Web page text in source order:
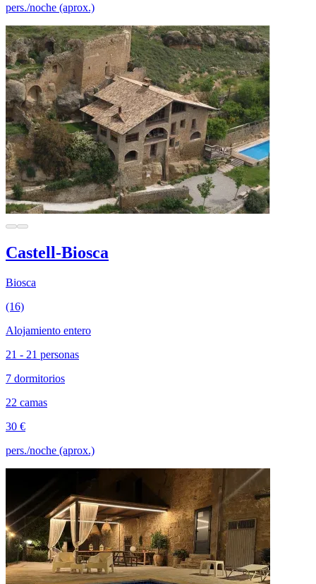
pers./noche (aprox.)
Castell-Biosca
Biosca
(16)
Alojamiento entero
21 - 21 personas
7 dormitorios
22 camas
30 €
pers./noche (aprox.)